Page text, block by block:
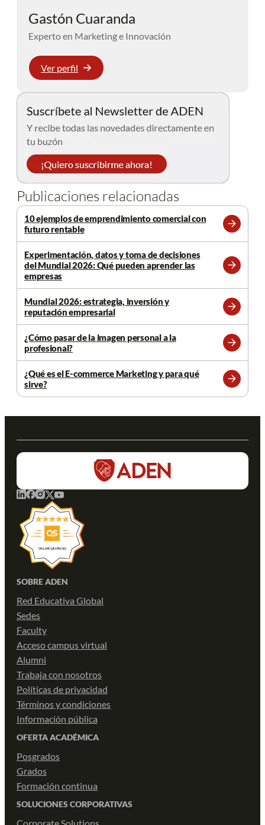
Gastón Cuaranda
Experto en Marketing e Innovación
Ver perfil
Publicaciones relacionadas
10 ejemplos de emprendimiento comercial con
futuro rentable
Leer
más
Experimentación, datos y toma de decisiones
del Mundial 2026: Qué pueden aprender las
empresas
Leer
más
Mundial 2026: estrategia, inversión y
reputación empresarial
Leer
más
¿Cómo pasar de la imagen personal a la
profesional?
Leer
más
¿Qué es el E-commerce Marketing y para qué
sirve?
Leer
más
SOBRE ADEN
Red Educativa Global
Sedes
Faculty
Acceso campus virtual
Alumni
Trabaja con nosotros
Políticas de privacidad
Términos y condiciones
Información pública
OFERTA ACADÉMICA
Posgrados
Grados
Formación continua
SOLUCIONES CORPORATIVAS